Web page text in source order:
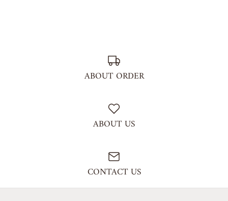
ABOUT ORDER
ABOUT US
CONTACT US